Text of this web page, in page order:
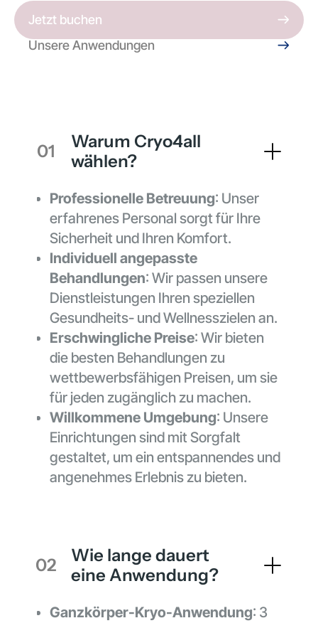
Jetzt buchen
Unsere Anwendungen
Warum Cryo4all
wählen?
01
Professionelle Betreuung: Unser
erfahrenes Personal sorgt für Ihre
Sicherheit und Ihren Komfort.
Individuell angepasste
Behandlungen: Wir passen unsere
Dienstleistungen Ihren speziellen
Gesundheits- und Wellnesszielen an.
Erschwingliche Preise: Wir bieten
die besten Behandlungen zu
wettbewerbsfähigen Preisen, um sie
für jeden zugänglich zu machen.
Willkommene Umgebung: Unsere
Einrichtungen sind mit Sorgfalt
gestaltet, um ein entspannendes und
angenehmes Erlebnis zu bieten.
Wie lange dauert
eine Anwendung?
02
Ganzkörper-Kryo-Anwendung: 3